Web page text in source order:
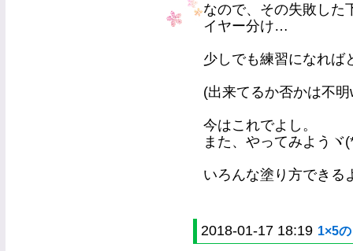
なので、その失敗した
イヤー分け…
少しでも練習になれば
(出来てるか否かは不明
今はこれでよし。
また、やってみようヾ
いろんな塗り方できる
2018-01-17 18:19 1×5